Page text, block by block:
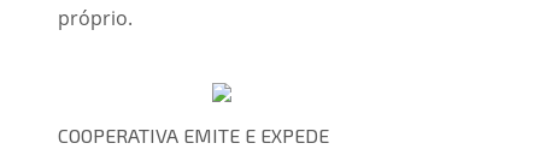
próprio.
COOPERATIVA EMITE E EXPEDE